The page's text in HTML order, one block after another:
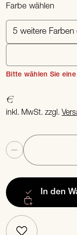
Farbe wählen
5 weitere Farben
Bitte wählen Sie
€
inkl. MwSt. zzgl.
Anzahl
In den